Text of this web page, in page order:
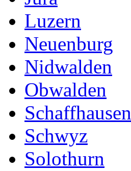
Luzern
Neuenburg
Nidwalden
Obwalden
Schaffhausen
Schwyz
Solothurn